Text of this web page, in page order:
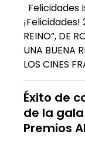
Felicidades
¡Felicidades!
REINO”, DE
UNA BUENA
LOS CINES
Éxito de
de la
Premios